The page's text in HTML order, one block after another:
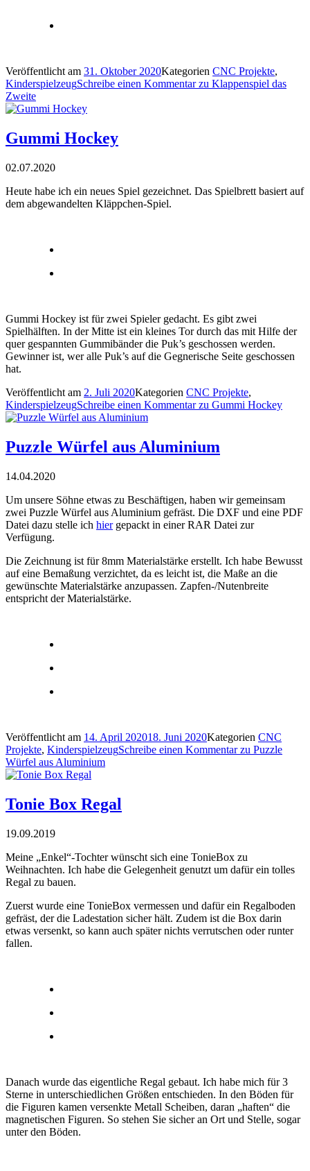
Veröffentlicht am 31. Oktober 2020Kategorien CNC Projekte,
KinderspielzeugSchreibe einen Kommentarzu Klappenspiel das
Zweite
Gummi Hockey
02.07.2020
Heute habe ich ein neues Spiel gezeichnet. Das Spielbrett basiert auf
dem abgewandelten Kläppchen-Spiel.
Gummi Hockey ist für zwei Spieler gedacht. Es gibt zwei
Spielhälften. In der Mitte ist ein kleines Tor durch das mit Hilfe der
quer gespannten Gummibänder die Puk’s geschossen werden.
Gewinner ist, wer alle Puk’s auf die Gegnerische Seite geschossen
hat.
Veröffentlicht am 2. Juli 2020Kategorien CNC Projekte,
KinderspielzeugSchreibe einen Kommentarzu Gummi Hockey
Puzzle Würfel aus Aluminium
14.04.2020
Um unsere Söhne etwas zu Beschäftigen, haben wir gemeinsam
zwei Puzzle Würfel aus Aluminium gefräst. Die DXF und eine PDF
Datei dazu stelle ich hiergepackt in einer RAR Datei zur
Verfügung.
Die Zeichnung ist für 8mm Materialstärke erstellt. Ich habe Bewusst
auf eine Bemaßung verzichtet, da es leicht ist, die Maße an die
gewünschte Materialstärke anzupassen. Zapfen-/Nutenbreite
entspricht der Materialstärke.
Veröffentlicht am 14. April 202018. Juni 2020Kategorien CNC
Projekte, KinderspielzeugSchreibe einen Kommentarzu Puzzle
Würfel aus Aluminium
Tonie Box Regal
19.09.2019
Meine „Enkel“-Tochter wünscht sich eine TonieBox zu
Weihnachten. Ich habe die Gelegenheit genutzt um dafür ein tolles
Regal zu bauen.
Zuerst wurde eine TonieBox vermessen und dafür ein Regalboden
gefräst, der die Ladestation sicher hält. Zudem ist die Box darin
etwas versenkt, so kann auch später nichts verrutschen oder runter
fallen.
Danach wurde das eigentliche Regal gebaut. Ich habe mich für 3
Sterne in unterschiedlichen Größen entschieden. In den Böden für
die Figuren kamen versenkte Metall Scheiben, daran „haften“ die
magnetischen Figuren. So stehen Sie sicher an Ort und Stelle, sogar
unter den Böden.